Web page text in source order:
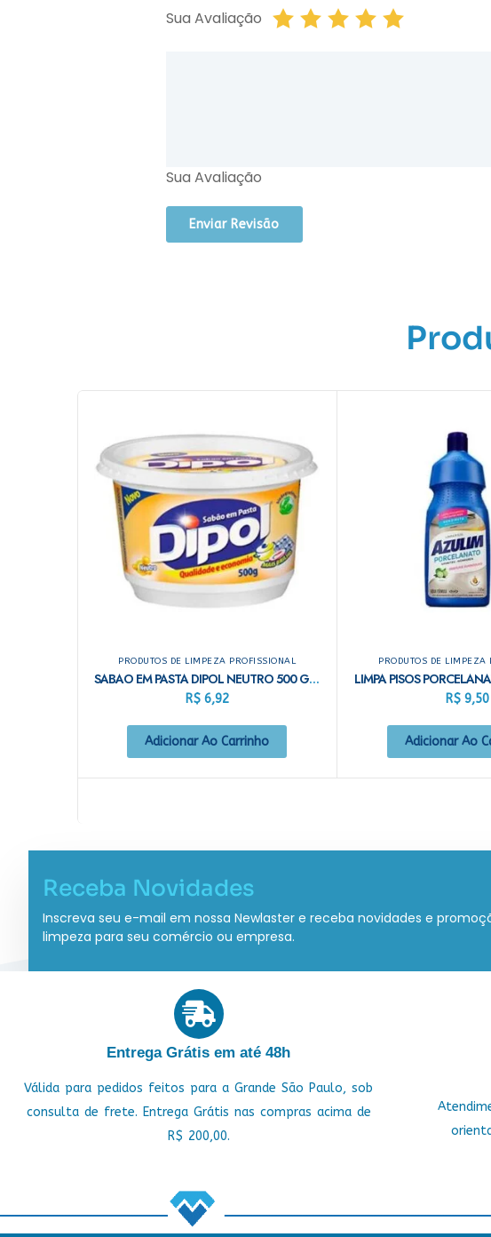
Sua Avaliação
Sua Avaliação
PRODUTOS DE LIMPEZA PROFISSIONAL
SABAO EM PASTA DIPOL NEUTRO 500 GRAMAS
R$6,92
Adicionar Ao Carrinho
PRODUTOS DE LIMPEZA
R$9,50
Adicionar Ao
Receba Novidades
Inscreva seu e-mail em nossa Newlaster e receba novidades e
limpeza para seu comércio ou empresa.
Entrega Grátis em até 48h
Válida para pedidos feitos para a Grande São Paulo, sob
consulta de frete. Entrega Grátis nas compras acima de
R$ 200,00.